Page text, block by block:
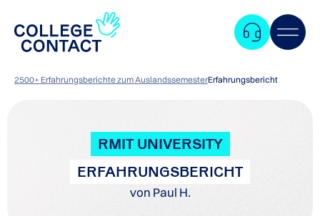
2500+ Erfahrungsberichte zum AuslandssemesterErfahrungsbericht
RMIT UNIVERSITY
ERFAHRUNGSBERICHT
von Paul H.